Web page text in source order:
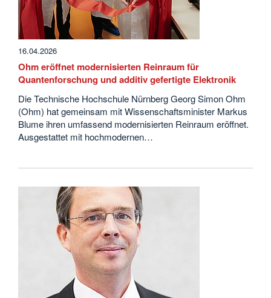
16.04.2026
Ohm eröffnet modernisierten Reinraum für
Quantenforschung und additiv gefertigte Elektronik
Die Technische Hochschule Nürnberg Georg Simon Ohm
(Ohm) hat gemeinsam mit Wissenschaftsminister Markus
Blume ihren umfassend modernisierten Reinraum eröffnet.
Ausgestattet mit hochmodernen…